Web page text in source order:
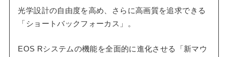
光学設計の自由度を高め、さらに高画質を追求できる
「ショートバックフォーカス」。
EOS Rシステムの機能を全面的に進化させる「新マウ